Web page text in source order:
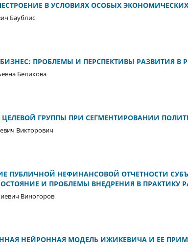
В УСЛОВИЯХ ОСОБЫХ
Баублис
ПРОБЛЕМЫ И ПЕРСПЕКТИВЫ РАЗВИТИЯ В
Беликова
ГРУППЫ ПРИ СЕГМЕНТИРОВАНИИ
Викторович
ПУБЛИЧНОЙ НЕФИНАНСОВОЙ ОТЧЕТНОСТИ
И ПРОБЛЕМЫ ВНЕДРЕНИЯ В ПРАКТИКУ
Виногоров
НЕЙРОННАЯ МОДЕЛЬ ИЖИКЕВИЧА И ЕЕ